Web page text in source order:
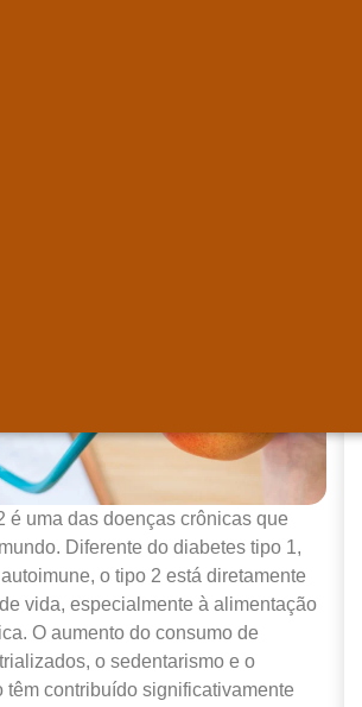
é uma das doenças crônicas que
Diferente do diabetes tipo 1,
o tipo 2 está diretamente
vida, especialmente à alimentação
O aumento do consumo de
o sedentarismo e o
têm contribuído significativamente